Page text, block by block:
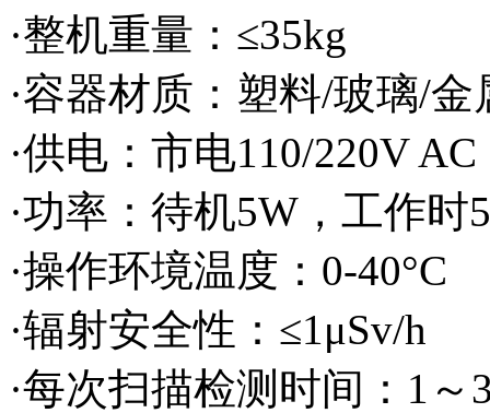
·整机重量：≤35kg
·容器材质：塑料/玻璃/金
·供电：市电110/220V AC
·功率：待机5W，工作时
·操作环境温度：0-40°C
·辐射安全性：≤1μSv/h
·每次扫描检测时间：1～